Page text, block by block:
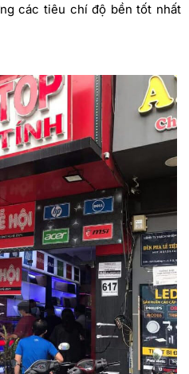
các tiêu chí độ bền tốt nhất